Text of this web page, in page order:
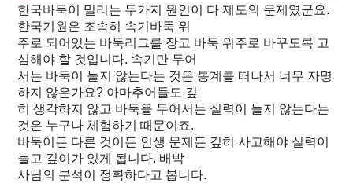
한국바둑이 밀리는 두가지 원인이 다 제도의 문제였군요.
한국기원은 조속히 속기바둑 위
주로 되어있는 바둑리그를 장고 바둑 위주로 바꾸도록 고
심해야 할 것입니다. 속기만 두어
서는 바둑이 늘지 않는다는 것은 통계를 떠나서 너무 자명
하지 않은가요? 아마추어들도 깊
히 생각하지 않고 바둑을 두어서는 실력이 늘지 않는다는
것은 누구나 체험하기 때문이죠.
바둑이든 다른 것이든 인생 문제든 깊히 사고해야 실력이
늘고 깊이가 있게 됩니다. 배박
사님의 분석이 정확하다고 봅니다.